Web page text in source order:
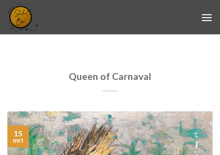
Skip
content
Queen of Carnaval
15
mrt